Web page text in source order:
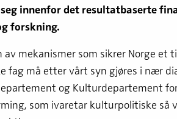
innenfor det resultatbaserte
forskning.
av mekanismer som sikrer Norge et
fag må etter vårt syn gjøres i nær
og Kulturdepartement
som ivaretar kulturpolitiske så